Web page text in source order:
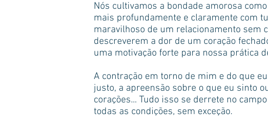
Nós cultivamos a bondade amorosa
mais profundamente e claramente com
maravilhoso de um relacionamento sem
descreverem a dor de um coração
uma motivação forte para nossa prática
A contração em torno de mim e do que
justo, a apreensão sobre o que eu sinto
corações... Tudo isso se derrete no
todas as condições, sem exceção.